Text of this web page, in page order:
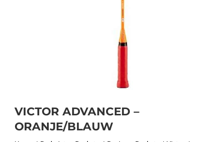
VICTOR ADVANCED –
ORANJE/BLAUW